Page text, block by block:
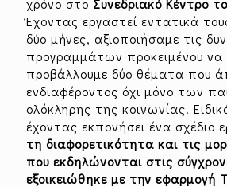
χρόνο στο Συνεδριακό Κέντρο
Έχοντας εργαστεί εντατικά
δύο μήνες, αξιοποιήσαμε τις
προγραμμάτων προκειμένου να
προβάλλουμε δύο θέματα που
ενδιαφέροντος όχι μόνο των
ολόκληρης της κοινωνίας.
έχοντας εκπονήσει ένα σχέδιο
τη διαφορετικότητα και τις
που εκδηλώνονται στις
εξοικειώθηκε με την εφαρμογή